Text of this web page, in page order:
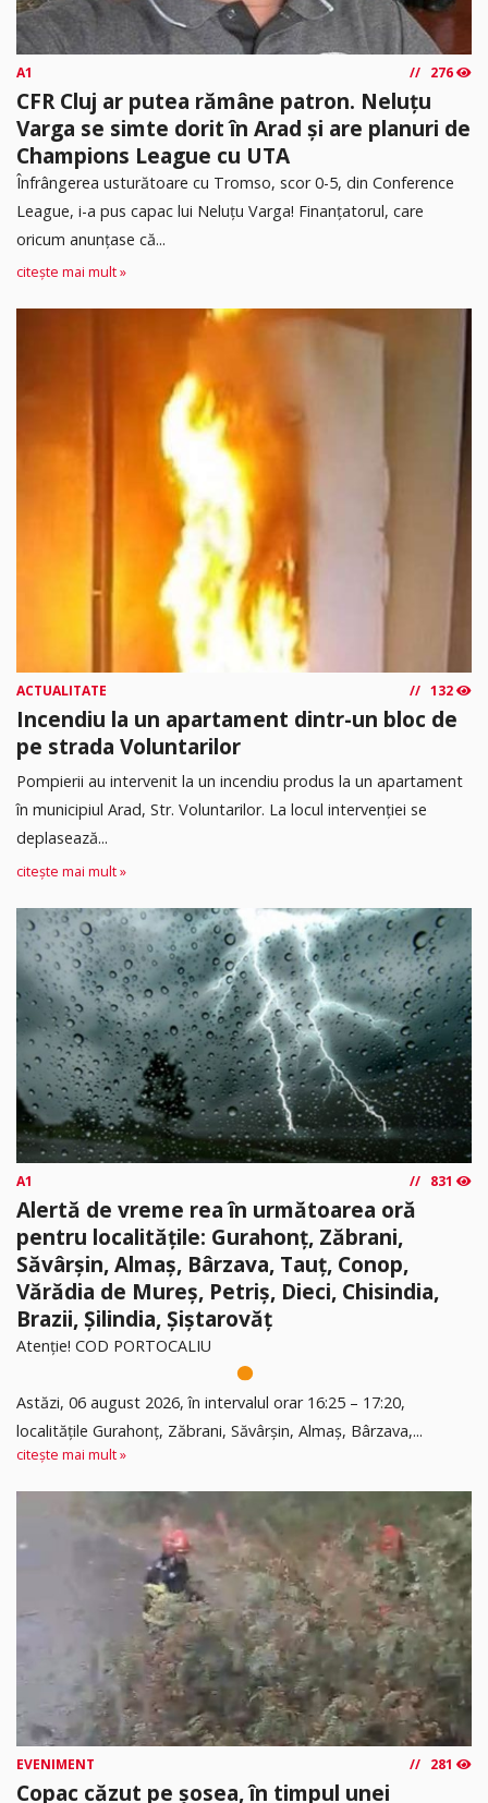
A1 276
CFR Cluj ar putea rămâne patron. Neluțu
Varga se simte dorit în Arad și are planuri de
Champions League cu UTA
Înfrângerea usturătoare cu Tromso, scor 0-5, din Conference
League, i-a pus capac lui Neluțu Varga! Finanțatorul, care
oricum anunțase că...
citește mai mult »
ACTUALITATE 132
Incendiu la un apartament dintr-un bloc de
pe strada Voluntarilor
Pompierii au intervenit la un incendiu produs la un apartament
în municipiul Arad, Str. Voluntarilor. La locul intervenției se
deplasează...
citește mai mult »
A1 831
Alertă de vreme rea în următoarea oră
pentru localitățile: Gurahonț, Zăbrani,
Săvârșin, Almaș, Bârzava, Tauț, Conop,
Vărădia de Mureș, Petriș, Dieci, Chisindia,
Brazii, Șilindia, Șiștarovăț
Atenție! COD PORTOCALIU
Astăzi, 06 august 2026, în intervalul orar 16:25 – 17:20,
localitățile Gurahonț, Zăbrani, Săvârșin, Almaș, Bârzava,...
citește mai mult »
EVENIMENT 281
Copac căzut pe șosea, în timpul unei